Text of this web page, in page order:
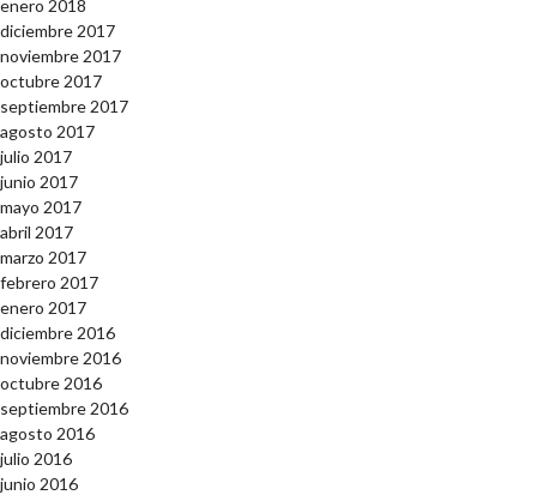
enero 2018
diciembre 2017
noviembre 2017
octubre 2017
septiembre 2017
agosto 2017
julio 2017
junio 2017
mayo 2017
abril 2017
marzo 2017
febrero 2017
enero 2017
diciembre 2016
noviembre 2016
octubre 2016
septiembre 2016
agosto 2016
julio 2016
junio 2016